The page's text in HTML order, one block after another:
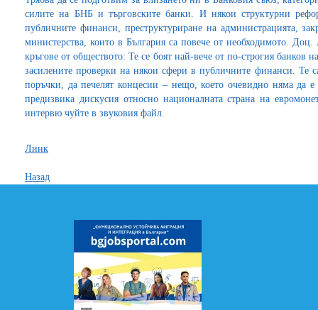
силите на БНБ и търговските банки. И някои структурни
публичните финанси, преструктуриране на администрацията,
министерства, които в България са повече от необходимото.
кръгове от обществото: Те се боят най-вече от по-строгия
засилените проверки на някои сфери в публичните финанси. Те
поръчки, да печелят концесии – нещо, което очевидно няма да
предизвика дискусия относно националната страна на
интервю чуйте в звуковия файл.
Линк
Назад